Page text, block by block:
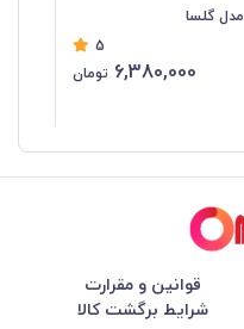
مدل گلسا
5
6,380,000 تومان
قوانین و مقرارت
شرایط برگشت کالا